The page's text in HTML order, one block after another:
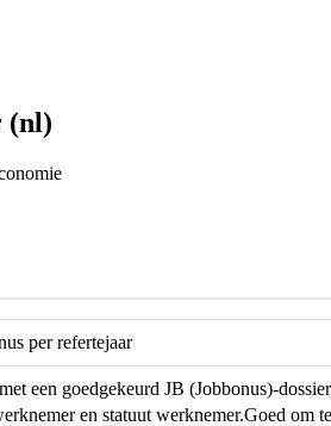
(nl)
per refertejaar
een goedgekeurd JB (Jobbonus)-
en statuut werknemer.Goed om